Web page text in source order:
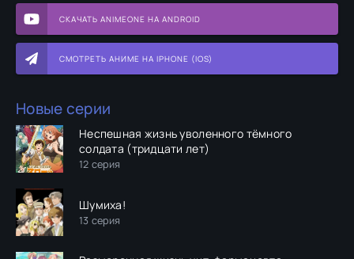
СКАЧАТЬ ANIMEONE НА ANDROID
СМОТРЕТЬ АНИМЕ НА IPHONE (IOS)
Новые серии
Неспешная жизнь уволенного тёмного
солдата (тридцати лет)
12 серия
Шумиха!
13 серия